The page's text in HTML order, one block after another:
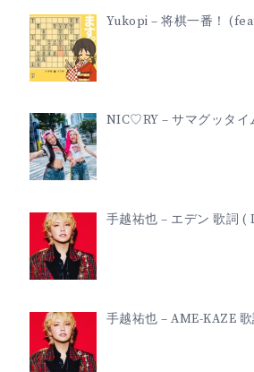
Yukopi – 将棋一番！
NIC♡RY – サマグッタイ
手越祐也 – エデン 歌詞 (
手越祐也 – AME-KAZE